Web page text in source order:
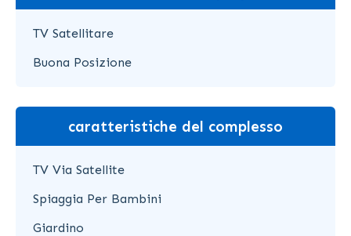
TV Satellitare
Buona Posizione
caratteristiche del complesso
TV Via Satellite
Spiaggia Per Bambini
Giardino